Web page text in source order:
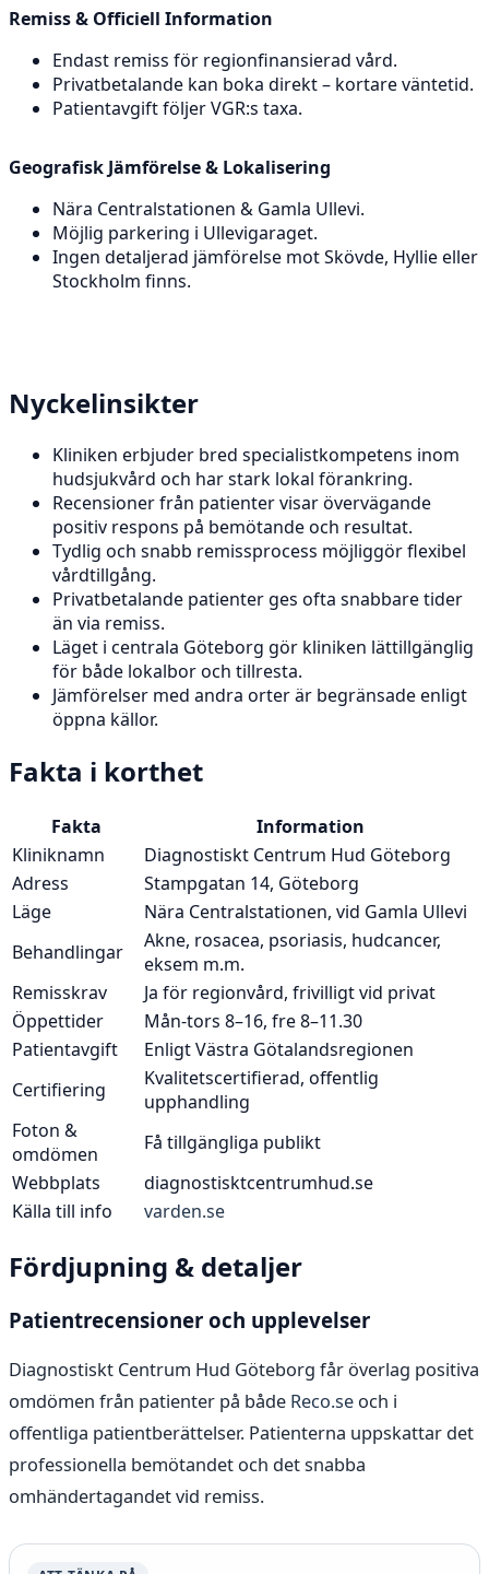
Remiss & Officiell Information
Endast remiss för regionfinansierad vård.
Privatbetalande kan boka direkt – kortare väntetid.
Patientavgift följer VGR:s taxa.
Geografisk Jämförelse & Lokalisering
Nära Centralstationen & Gamla Ullevi.
Möjlig parkering i Ullevigaraget.
Ingen detaljerad jämförelse mot Skövde, Hyllie eller
Stockholm finns.
Nyckelinsikter
Kliniken erbjuder bred specialistkompetens inom
hudsjukvård och har stark lokal förankring.
Recensioner från patienter visar övervägande
positiv respons på bemötande och resultat.
Tydlig och snabb remissprocess möjliggör flexibel
vårdtillgång.
Privatbetalande patienter ges ofta snabbare tider
än via remiss.
Läget i centrala Göteborg gör kliniken lättillgänglig
för både lokalbor och tillresta.
Jämförelser med andra orter är begränsade enligt
öppna källor.
Fakta i korthet
Fakta
Information
Kliniknamn
Diagnostiskt Centrum Hud Göteborg
Adress
Stampgatan 14, Göteborg
Läge
Nära Centralstationen, vid Gamla Ullevi
Behandlingar
Akne, rosacea, psoriasis, hudcancer,
eksem m.m.
Remisskrav
Ja för regionvård, frivilligt vid privat
Öppettider
Mån-tors 8–16, fre 8–11.30
Patientavgift
Enligt Västra Götalandsregionen
Certifiering
Kvalitetscertifierad, offentlig
upphandling
Foton &
omdömen
Få tillgängliga publikt
Webbplats
diagnostisktcentrumhud.se
Källa till info
varden.se
Fördjupning & detaljer
Patientrecensioner och upplevelser
Diagnostiskt Centrum Hud Göteborg får överlag positiva
omdömen från patienter på både Reco.se och i
offentliga patientberättelser. Patienterna uppskattar det
professionella bemötandet och det snabba
omhändertagandet vid remiss.